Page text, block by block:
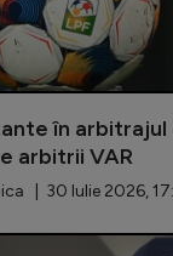
în arbitrajul
arbitrii VAR
| 30 Iulie 2026,